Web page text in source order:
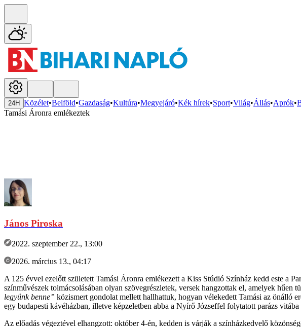
24H Közélet•Belföld•Gazdaság•Kultúra•Megyejáró•Kék hírek•Sport•Világ•Állás•Aprók•
Tamási Áronra emlékeztek
János Piroska
2022. szeptember 22., 13:00
2026. március 13., 04:17
A 125 évvel ezelőtt született Tamási Áronra emlékezett a Kiss Stúdió Színház kedd este a
színművészek tolmácsolásában olyan szövegrészletek, versek hangzottak el, amelyek
legyünk benne” közismert gondolat mellett hallhattuk, hogyan vélekedett Tamási az önálló
egy budapesti kávéházban, illetve képzeletben abba a Nyírő Józseffel folytatott parázs
Az előadás végeztével elhangzott: október 4-én, kedden is várják a színházkedvelő